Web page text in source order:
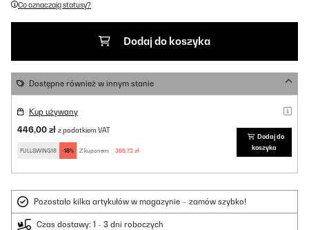
Co oznaczają statusy?
Dodaj do koszyka
Dostępne również w innym stanie
Kup używany
446,00 zł z podatkiem VAT
FULLSWING18 -18% Z kuponem: 365,72 zł
Dodaj do
koszyka
Pozostało kilka artykułów w magazynie – zamów szybko!
Czas dostawy: 1 - 3 dni roboczych